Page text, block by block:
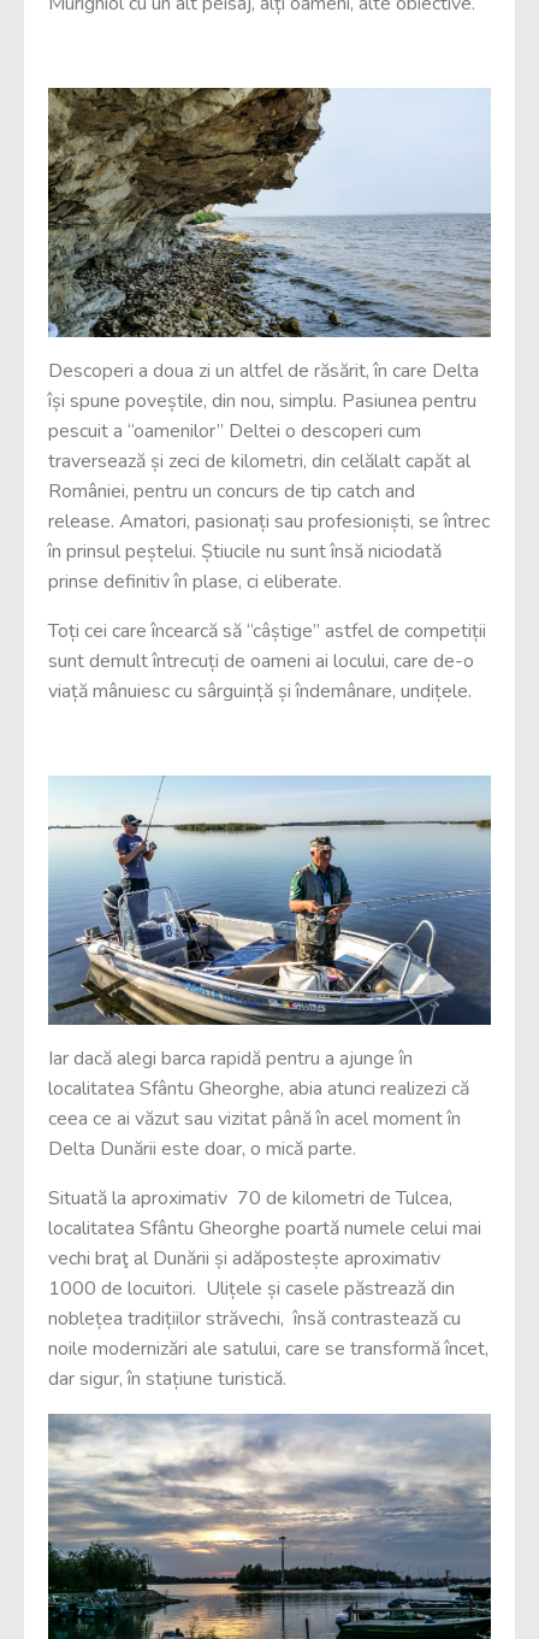
Descoperi a doua zi un altfel de răsărit, în care Delta
își spune poveștile, din nou, simplu. Pasiunea pentru
pescuit a “oamenilor” Deltei o descoperi cum
traversează și zeci de kilometri, din celălalt capăt al
României, pentru un concurs de tip catch and
release. Amatori, pasionați sau profesioniști, se întrec
în prinsul peștelui. Știucile nu sunt însă niciodată
prinse definitiv în plase, ci eliberate.
Toți cei care încearcă să “câștige” astfel de competiții
sunt demult întrecuți de oameni ai locului, care de-o
viață mânuiesc cu sârguință și îndemânare, undițele.
Iar dacă alegi barca rapidă pentru a ajunge în
localitatea Sfântu Gheorghe, abia atunci realizezi că
ceea ce ai văzut sau vizitat până în acel moment în
Delta Dunării este doar, o mică parte.
Situată la aproximativ 70 de kilometri de Tulcea,
localitatea Sfântu Gheorghe poartă numele celui mai
vechi braţ al Dunării și adăpostește aproximativ
1000 de locuitori. Ulițele și casele păstrează din
noblețea tradițiilor străvechi, însă contrastează cu
noile modernizări ale satului, care se transformă încet,
dar sigur, în stațiune turistică.